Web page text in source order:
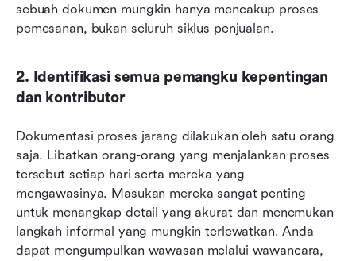
sebuah dokumen mungkin hanya mencakup proses
pemesanan, bukan seluruh siklus penjualan.
2. Identifikasi semua pemangku kepentingan
dan kontributor
Dokumentasi proses jarang dilakukan oleh satu orang
saja. Libatkan orang-orang yang menjalankan proses
tersebut setiap hari serta mereka yang
mengawasinya. Masukan mereka sangat penting
untuk menangkap detail yang akurat dan menemukan
langkah informal yang mungkin terlewatkan. Anda
dapat mengumpulkan wawasan melalui wawancara,